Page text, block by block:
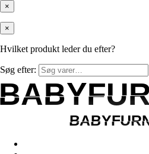
×
×
Hvilket produkt leder du efter?
Søg efter: